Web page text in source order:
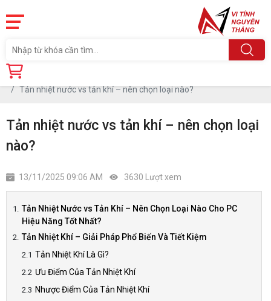
Trang chủ
Tản nhiệt nước vs tản khí – nên chọn loại nào?
Tản nhiệt nước vs tản khí – nên chọn loại
nào?
13/11/2025 09:06 AM 3630 Lượt xem
Tản Nhiệt Nước vs Tản Khí – Nên Chọn Loại Nào Cho PC
Hiệu Năng Tốt Nhất?
Tản Nhiệt Khí – Giải Pháp Phổ Biến Và Tiết Kiệm
Tản Nhiệt Khí Là Gì?
Ưu Điểm Của Tản Nhiệt Khí
Nhược Điểm Của Tản Nhiệt Khí